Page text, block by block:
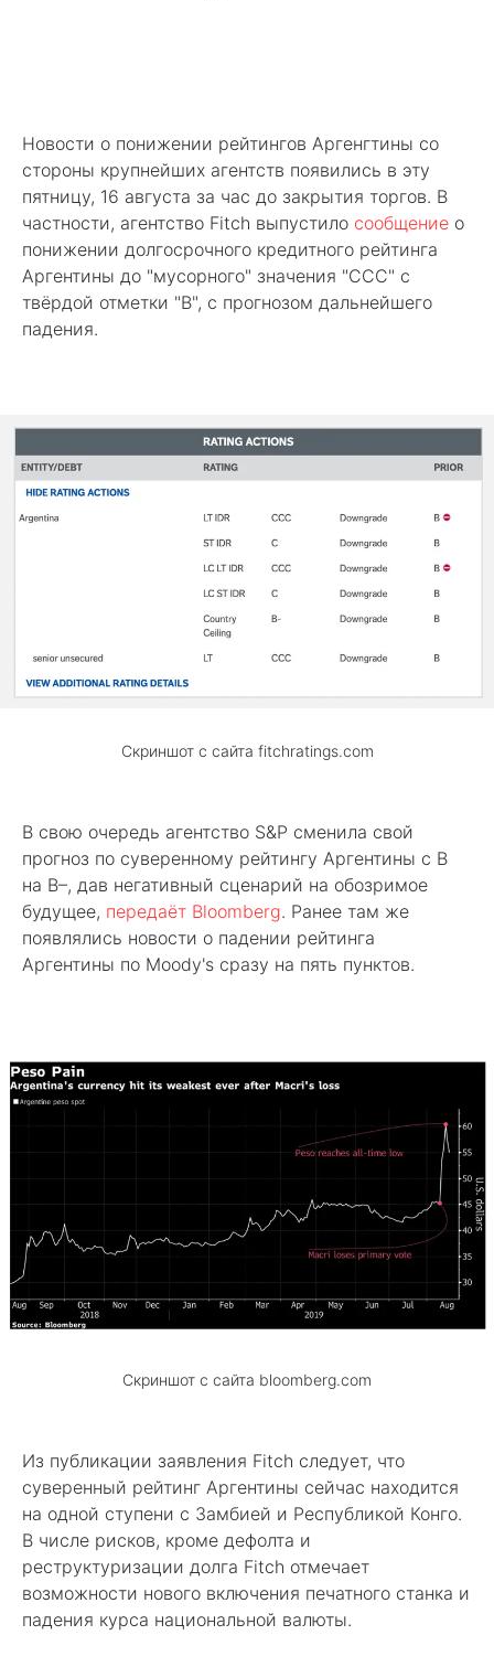
Новости о понижении рейтингов Аргенгтины со
стороны крупнейших агентств появились в эту
пятницу, 16 августа за час до закрытия торгов. В
частности, агентство Fitch выпустило сообщение о
понижении долгосрочного кредитного рейтинга
Аргентины до "мусорного" значения "CCC" с
твёрдой отметки "B", с прогнозом дальнейшего
падения.
Скриншот с сайта fitchratings.com
В свою очередь агентство S&P сменила свой
прогноз по суверенному рейтингу Аргентины с B
на B–, дав негативный сценарий на обозримое
будущее, передаёт Bloomberg. Ранее там же
появлялись новости о падении рейтинга
Аргентины по Moody's сразу на пять пунктов.
Скриншот с сайта bloomberg.com
Из публикации заявления Fitch следует, что
суверенный рейтинг Аргентины сейчас находится
на одной ступени с Замбией и Республикой Конго.
В числе рисков, кроме дефолта и
реструктуризации долга Fitch отмечает
возможности нового включения печатного станка и
падения курса национальной валюты.